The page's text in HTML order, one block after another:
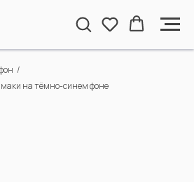
/
на тёмно-синем фоне